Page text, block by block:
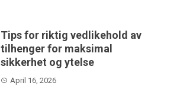
Tips for riktig vedlikehold av
tilhenger for maksimal
sikkerhet og ytelse
April 16, 2026